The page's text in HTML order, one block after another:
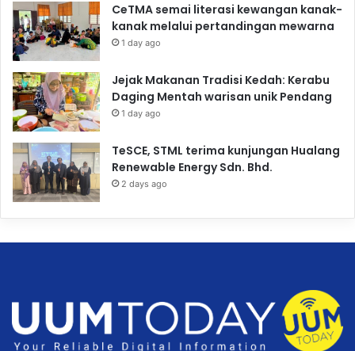
CeTMA semai literasi kewangan kanak-
kanak melalui pertandingan mewarna
1 day ago
Jejak Makanan Tradisi Kedah: Kerabu
Daging Mentah warisan unik Pendang
1 day ago
TeSCE, STML terima kunjungan Hualang
Renewable Energy Sdn. Bhd.
2 days ago